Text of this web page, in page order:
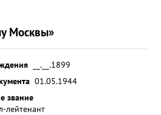
Москвы»
__.__.1899
01.05.1944
звание
лейтенант